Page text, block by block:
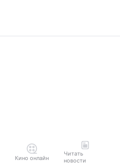
Кино онлайн
Читать
новости